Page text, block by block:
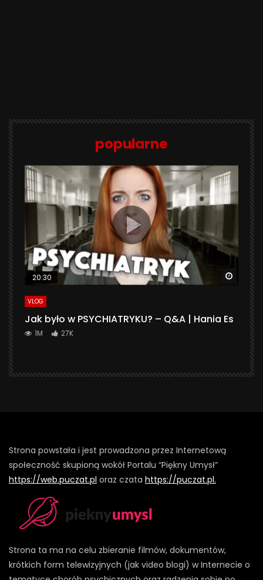
popularne
20:30
VLOG
Jak było w PSYCHIATRYKU? – Q&A | Hania Es
1M 27K
Strona powstała i jest prowadzona przez Internetową
społeczność skupioną wokół Portalu “Piękny Umysł”
https://web.puczat.pl oraz czata https://puczat.pl.
Strona ta ma na celu zbieranie filmów, dokumentów,
krótkich form telewizyjnych (jak video blogi) w Internecie o